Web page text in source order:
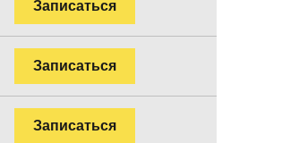
Записаться
Записаться
Записаться